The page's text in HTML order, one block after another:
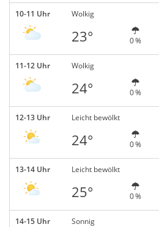
10-11 Uhr Wolkig
23° 0 %
11-12 Uhr Wolkig
24° 0 %
12-13 Uhr Leicht bewölkt
24° 0 %
13-14 Uhr Leicht bewölkt
25° 0 %
14-15 Uhr Sonnig